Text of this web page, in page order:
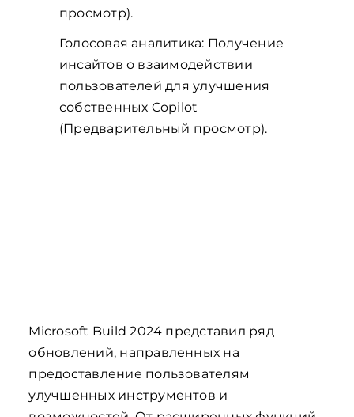
просмотр).
Голосовая аналитика: Получение
инсайтов о взаимодействии
пользователей для улучшения
собственных Copilot
(Предварительный просмотр).
Microsoft Build 2024 представил ряд
обновлений, направленных на
предоставление пользователям
улучшенных инструментов и